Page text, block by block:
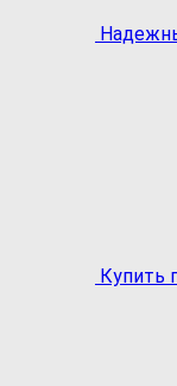
Купить